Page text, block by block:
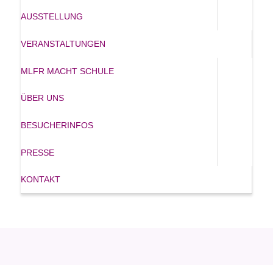
AUSSTELLUNG
VERANSTALTUNGEN
MLFR MACHT SCHULE
ÜBER UNS
BESUCHERINFOS
PRESSE
KONTAKT